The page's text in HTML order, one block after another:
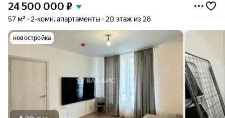
24 500 000 ₽
57 м² 2-комн. апартаменты 20 этаж из 28
новостройка